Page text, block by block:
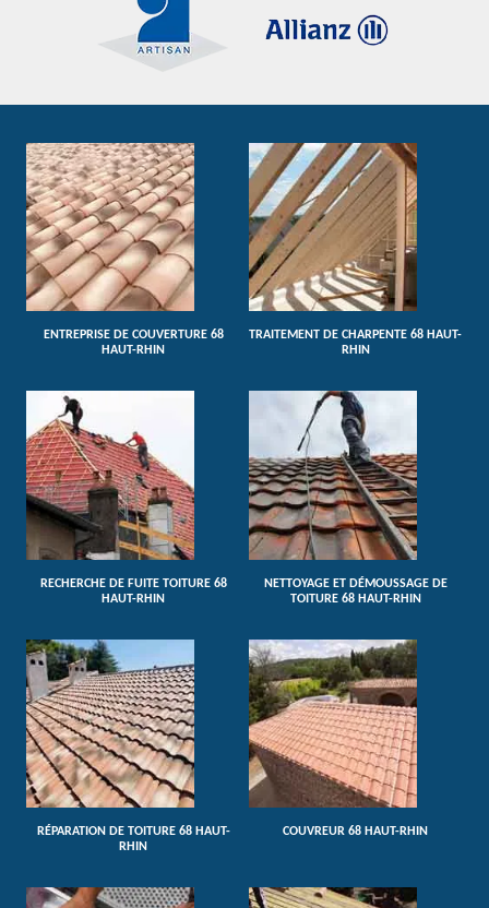
ENTREPRISE DE COUVERTURE 68
HAUT-RHIN
TRAITEMENT DE CHARPENTE 68 HAUT-
RHIN
RECHERCHE DE FUITE TOITURE 68
HAUT-RHIN
NETTOYAGE ET DÉMOUSSAGE DE
TOITURE 68 HAUT-RHIN
RÉPARATION DE TOITURE 68 HAUT-
RHIN
COUVREUR 68 HAUT-RHIN